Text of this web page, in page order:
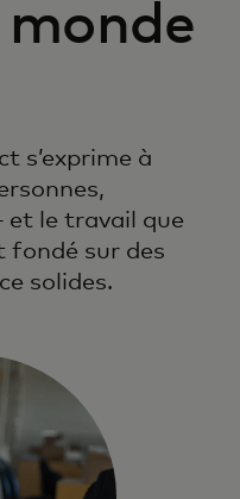
s’exprime à
et le travail que
fondé sur des
solides.